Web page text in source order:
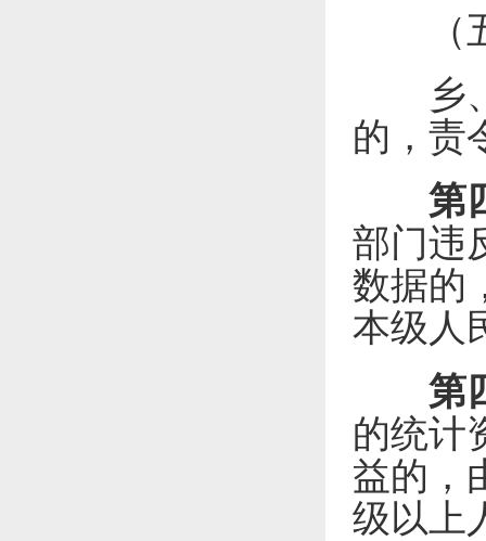
（五
乡、
的，责
第
部门违
数据的
本级人
第
的统计
益的，
级以上